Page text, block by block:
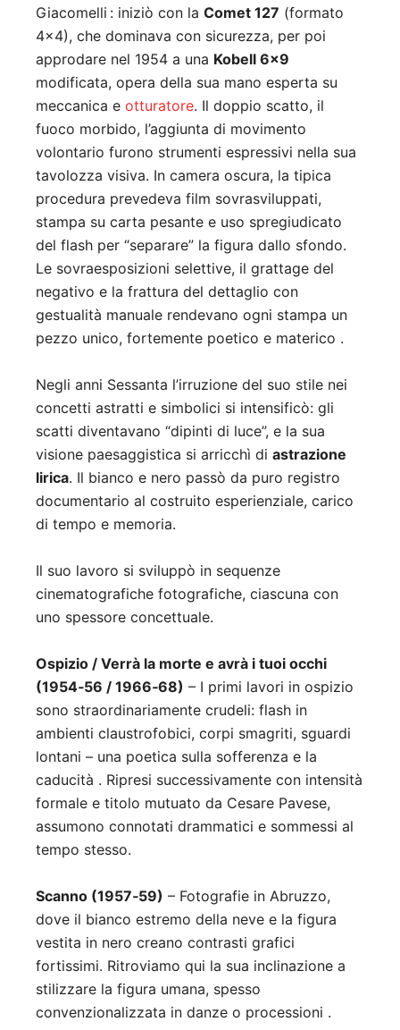
Giacomelli : iniziò con la Comet 127 (formato
4×4), che dominava con sicurezza, per poi
approdare nel 1954 a una Kobell 6×9
modificata, opera della sua mano esperta su
meccanica e otturatore. Il doppio scatto, il
fuoco morbido, l’aggiunta di movimento
volontario furono strumenti espressivi nella sua
tavolozza visiva. In camera oscura, la tipica
procedura prevedeva film sovrasviluppati,
stampa su carta pesante e uso spregiudicato
del flash per “separare” la figura dallo sfondo.
Le sovraesposizioni selettive, il grattage del
negativo e la frattura del dettaglio con
gestualità manuale rendevano ogni stampa un
pezzo unico, fortemente poetico e materico .
Negli anni Sessanta l’irruzione del suo stile nei
concetti astratti e simbolici si intensificò: gli
scatti diventavano “dipinti di luce”, e la sua
visione paesaggistica si arricchì di astrazione
lirica. Il bianco e nero passò da puro registro
documentario al costruito esperienziale, carico
di tempo e memoria.
Il suo lavoro si sviluppò in sequenze
cinematografiche fotografiche, ciascuna con
uno spessore concettuale.
Ospizio / Verrà la morte e avrà i tuoi occhi
(1954‑56 / 1966‑68) – I primi lavori in ospizio
sono straordinariamente crudeli: flash in
ambienti claustrofobici, corpi smagriti, sguardi
lontani – una poetica sulla sofferenza e la
caducità . Ripresi successivamente con intensità
formale e titolo mutuato da Cesare Pavese,
assumono connotati drammatici e sommessi al
tempo stesso.
Scanno (1957‑59) – Fotografie in Abruzzo,
dove il bianco estremo della neve e la figura
vestita in nero creano contrasti grafici
fortissimi. Ritroviamo qui la sua inclinazione a
stilizzare la figura umana, spesso
convenzionalizzata in danze o processioni .